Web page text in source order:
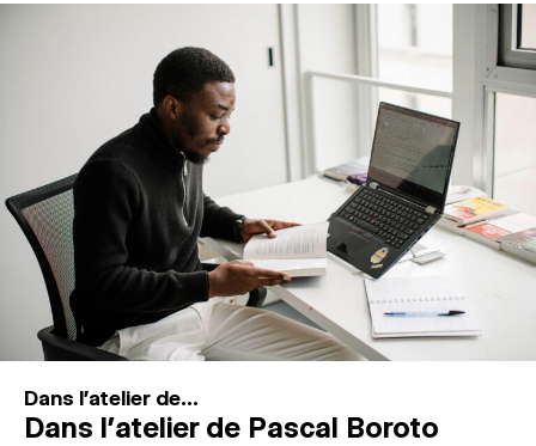
Dans l'atelier de...
Dans l’atelier de Pascal Boroto